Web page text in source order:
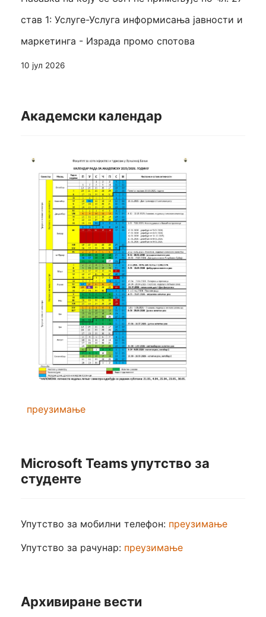
став 1: Услуге-Услуга информисања јавности и
маркетинга - Израда промо спотова
10 јул 2026
Академски календар
преузимање
Microsoft Teams упутство за
студенте
Упутство за мобилни телефон: преузимање
Упутство за рачунар: преузимање
Архивиране вести